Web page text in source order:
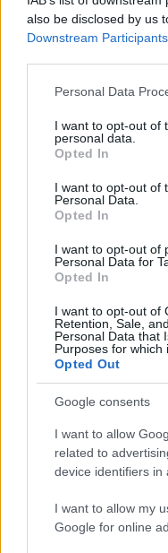
also be disclosed by us
Downstream Participants
Please note that this
not limited to your visit
grant or deny consent
use your data for below
consent section.
Personal Data
I want to opt-out of
personal data.
Opted In
I want to opt-out of
Personal Data.
Opted In
I want to opt-out of
Personal Data for
Opted In
I want to opt-out of
Retention, Sale,
Personal Data that
Purposes for which
Opted Out
Google consents
I want to allow
related to
device identifiers in
I want to allow my
Google for online
Elindultunk
2018. november 29.
Eltartott egy pár
elindultunk. Sokkal